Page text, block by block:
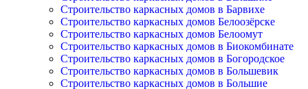
Строительство каркасных домов в Барвихе
Строительство каркасных домов Белоозёрске
Строительство каркасных домов Белоомут
Строительство каркасных домов в Биокомбинате
Строительство каркасных домов в Богородское
Строительство каркасных домов в Большевик
Строительство каркасных домов в Большие